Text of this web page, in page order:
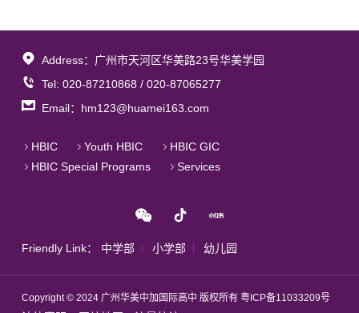
Address：广州市天河区华美路23号华美学园
Tel: 020-87210868 / 020-87065277
Email：hm123@huamei163.com
HBIC Youth HBIC
HBIC GIC
HBIC Special Programs
Services
Friendly Link： 中学部 小学部 幼儿园
Copyright © 2024 广州华美中加国际高中 版权所有 粤ICP备11033209号